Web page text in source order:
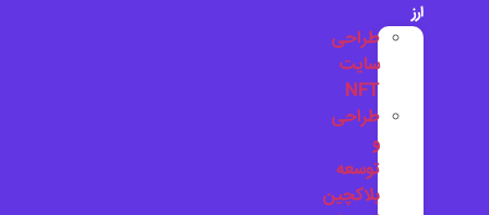
ارز
طراحی
سایت
NFT
طراحی
توسعه
بلاکچین